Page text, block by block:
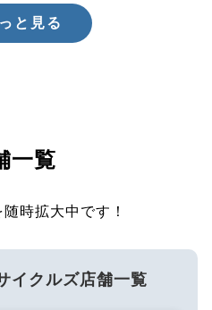
と見る
一覧
時拡大中です！
イクルズ店舗一覧